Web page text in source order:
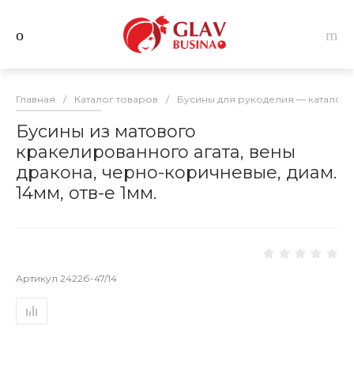
Главная / Каталог товаров / Бусины для рукоделия — каталог
Бусины из матового
кракелированного агата, вены
дракона, черно-коричневые, диам.
14мм, отв-е 1мм.
Артикул 2422б-47/14